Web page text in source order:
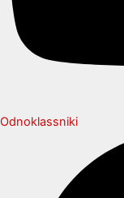
Odnoklassniki